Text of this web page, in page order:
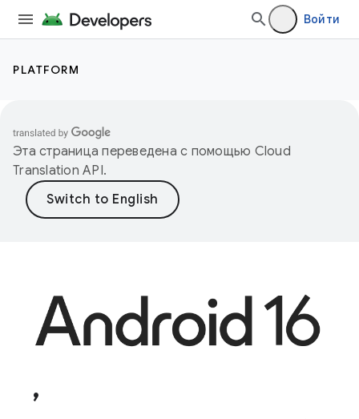
Войти
PLATFORM
Эта страница переведена с помощью Cloud
Translation API.
,